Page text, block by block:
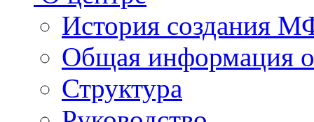
История создания
Общая
Структура